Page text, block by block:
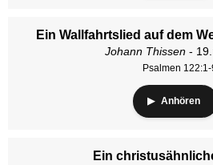
Ein Wallfahrtslied auf dem
Johann Thissen -
Psalmen 122:1-
Anhören
Ein